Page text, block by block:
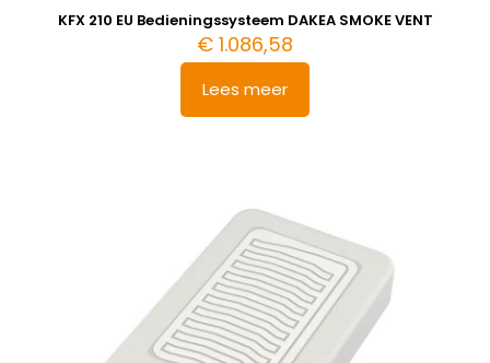
KFX 210 EU Bedieningssysteem DAKEA SMOKE VENT
€ 1.086,58
Lees meer